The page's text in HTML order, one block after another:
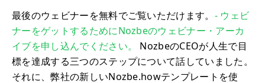
最後のウェビナーを無料でご覧いただけます。 ‐ ウェビ
ナーをゲットするためにNozbeのウェビナー・アーカ
イブを申し込んでください。
NozbeのCEOが人生で目
標を達成する三つのステップについて話していました。
それに、弊社の新しいNozbe.howテンプレートを使